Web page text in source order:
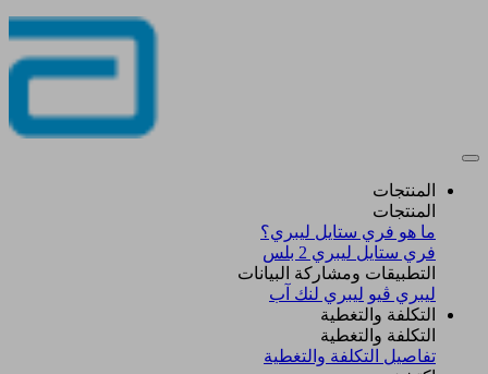
المنتجات
المنتجات
ما هو فري ستايل ليبري؟
فري ستايل ليبري 2 بلس​
التطبيقات ومشاركة البيانات
ليبري ڤيو ليبري لنك آب
التكلفة والتغطية
التكلفة والتغطية
تفاصيل التكلفة والتغطية